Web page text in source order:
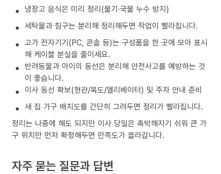
냉장고 음식은 미리 정리(물기·국물 누수 방지)
세탁물과 침구는 분리해 정리해두면 작업이 빨라집니다.
고가 전자기기(PC, 콘솔 등)는 구성품을 한 곳에 모아 표시
해 케이블 분실을 줄이세요.
반려동물과 아이의 동선은 분리해 안전사고를 예방하는 것
이 좋습니다.
이사 동선 확보(현관/복도/엘리베이터) 및 주차 안내 준비
새 집 가구 배치도를 간단히 그려두면 정리가 빨라집니다.
정리는 나중에 해도 되지만 이사 당일은 촉박해지기 쉬워 큰 가
구 위치만 먼저 확정해두면 만족도가 올라갑니다.
자주 묻는 질문과 답변